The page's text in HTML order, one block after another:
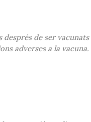
després de ser vacunats
adverses a la vacuna.